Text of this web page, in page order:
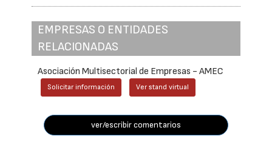
EMPRESAS O ENTIDADES
RELACIONADAS
Asociación Multisectorial de Empresas - AMEC
Solicitar información Ver stand virtual
ver/escribir comentarios